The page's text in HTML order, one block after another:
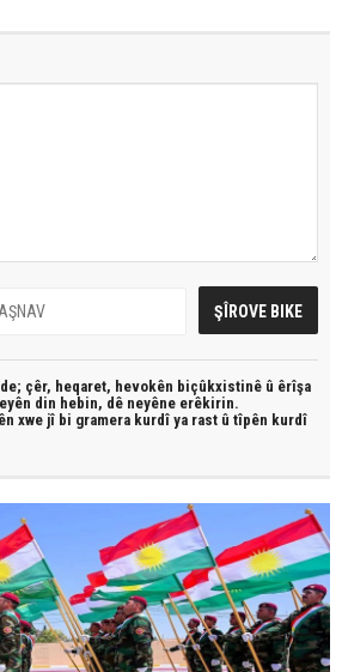
çêr, heqaret, hevokên biçûkxistinê û êrîşa
din hebin, dê neyêne erêkirin.
xwe jî bi gramera kurdî ya rast û tîpên kurdî